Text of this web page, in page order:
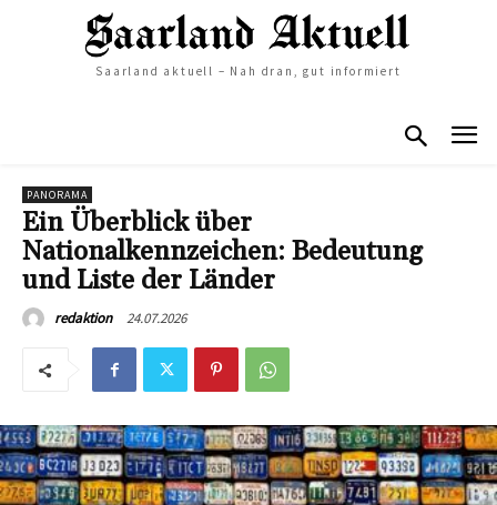
Saarland aktuell – Nah dran, gut informiert
PANORAMA
Ein Überblick über
Nationalkennzeichen: Bedeutung
und Liste der Länder
redaktion 24.07.2026